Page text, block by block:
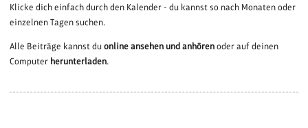
Klicke dich einfach durch den Kalender - du kannst so nach Monaten oder
einzelnen Tagen suchen.
Alle Beiträge kannst duonline ansehen und anhören oder auf deinen
Computer herunterladen.